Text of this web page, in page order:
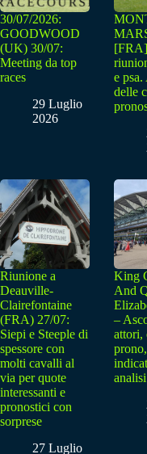
30/07/2026:
GOODWOOD
(UK) 30/07:
Meeting da top
races
29 Luglio
2026
e
delle
Riunione a
Deauville-
Clairefontaine
(FRA) 27/07:
Siepi e Steeple di
spessore con
molti cavalli al
via per quote
interessanti e
pronostici con
sorprese
27 Luglio
King
And
–
attori,